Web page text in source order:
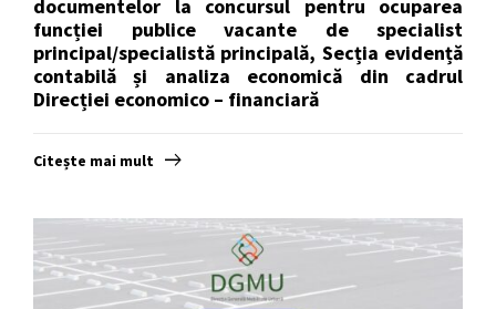
documentelor la concursul pentru ocuparea
funcției publice vacante de specialist
principal/specialistă principală, Secția evidență
contabilă și analiza economică din cadrul
Direcției economico – financiară
Citește mai mult